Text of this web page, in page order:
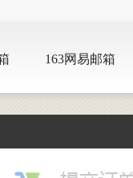
163网易邮箱